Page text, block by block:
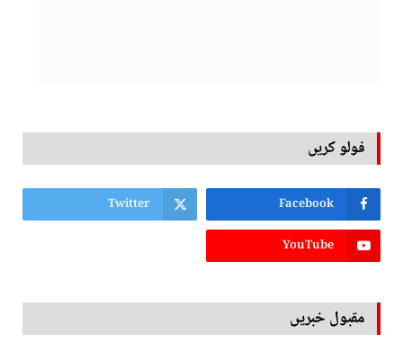
فولو کریں
Facebook
Twitter
YouTube
مقبول خبریں